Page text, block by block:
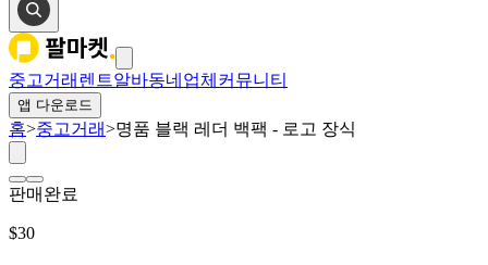
중고거래 렌트알바동네업체 커뮤니티
앱 다운로드
홈>중고거래>명품 블랙 레더 백팩 - 로고 장식
판매완료
$30